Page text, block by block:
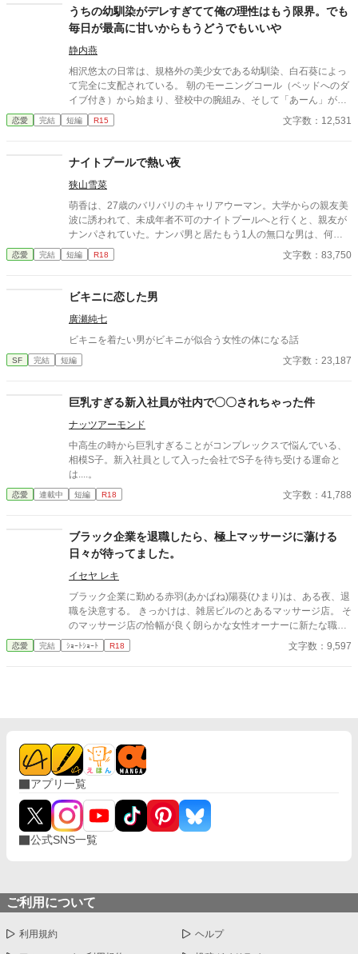
うちの幼馴染がデレすぎてて俺の理性はもう限界。でも
毎日が最高に甘いからもうどうでもいいや
静内燕
相沢悠太の日常は、規格外の美少女である幼馴染、白石葵によっ
て完全に支配されている。 朝のモーニングコール（ベッドへのダ
イブ付き）から始まり、登校中の腕組み、そして「あーん」が義
務付けられた手作り弁当。誰もが羨むラブラブっぷりだが、悠太
はこれを「家族愛」だと頑なに誤解（無視）している。 「ゆーた
の一途。周囲の冷やかしや、葵を狙う男子生徒のプレッシャーが
高まる中、悠太の**「幼馴染フィルター」**はついに限界を迎え
る。 この溺愛っぷり、いつまで「家族」で通せるのか？ 甘すぎる
日常が、悠太の鈍感な理性を溶かし尽くす――最初からクライマ
ックスの、超高濃度イチャイチャ・ラブコメ、開幕！
恋愛 完結 短編 R15 文字数：12,531
ナイトプールで熱い夜
狭山雪菜
萌香は、27歳のバリバリのキャリアウーマン。大学からの親友美
波に誘われて、未成年者不可のナイトプールへと行くと、親友が
ナンパされていた。ナンパ男と居たもう1人の無口な男は、何故
か私の側から離れなくて…？ この作品は、「小説家になろう」に
も掲載しております。
恋愛 完結 短編 R18 文字数：83,750
ビキニに恋した男
廣瀬純七
ビキニを着たい男がビキニが似合う女性の体になる話
SF 完結 短編 文字数：23,187
巨乳すぎる新入社員が社内で〇〇されちゃった件
ナッツアーモンド
中高生の時から巨乳すぎることがコンプレックスで悩んでいる、
相模S子。新入社員として入った会社でS子を待ち受ける運命と
は....。
恋愛 連載中 短編 R18 文字数：41,788
ブラック企業を退職したら、極上マッサージに蕩ける
日々が待ってました。
イセヤ レキ
ブラック企業に勤める赤羽(あかばね)陽葵(ひまり)は、ある夜、退
職を決意する。 きっかけは、雑居ビルのとあるマッサージ店。 そ
のマッサージ店の恰幅が良く朗らかな女性オーナーに新たな職場
を紹介されるが、そこには無口で無表情な男の店長がいて……？
※ストーリー構成上、導入部だけシリアスです。 ※他サイトにも
恋愛 完結 ｼｮｰﾄｼｮｰﾄ R18 文字数：9,597
アプリ一覧
公式SNS一覧
ご利用について
利用規約 ヘルプ